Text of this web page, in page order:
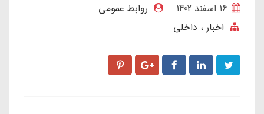
روابط عمومی
اخبار
داخلی